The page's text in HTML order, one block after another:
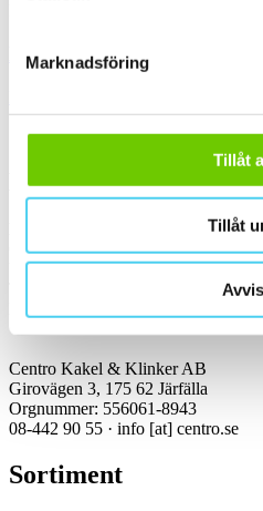
Marknadsföring
Tillåt
Tillåt
Kakel & klinker
Kontakt
Öppettider:
Vardagar 07:00-16:00
Centro Kakel & Klinker AB
Girovägen 3, 175 62 Järfälla
Orgnummer: 556061-8943
08-442 90 55 · info [at] centro.se
Sortiment